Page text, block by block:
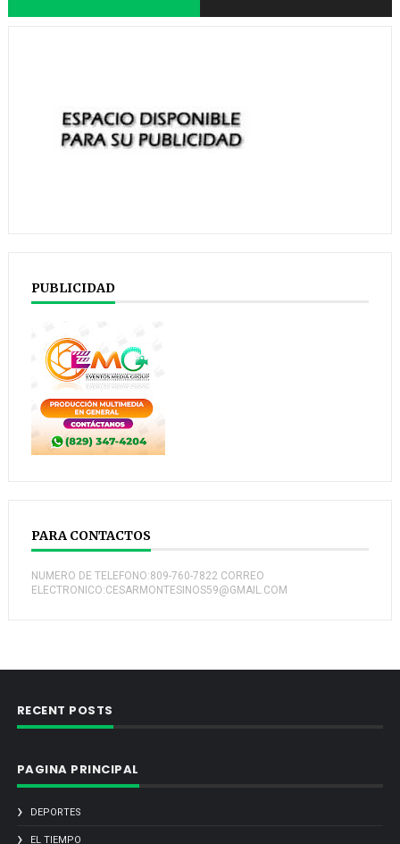
PUBLICIDAD
PARA CONTACTOS
NUMERO DE TELEFONO:809-760-7822 CORREO
ELECTRONICO:CESARMONTESINOS59@GMAIL.COM
RECENT POSTS
PAGINA PRINCIPAL
DEPORTES
EL TIEMPO